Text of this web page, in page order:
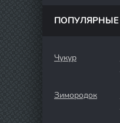
ПОПУЛЯРНЫЕ
Чукур
Зимородок